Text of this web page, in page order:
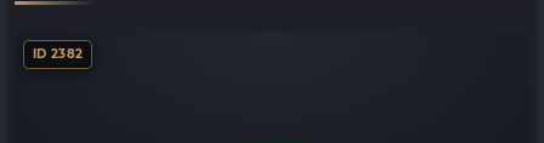
ID 2382